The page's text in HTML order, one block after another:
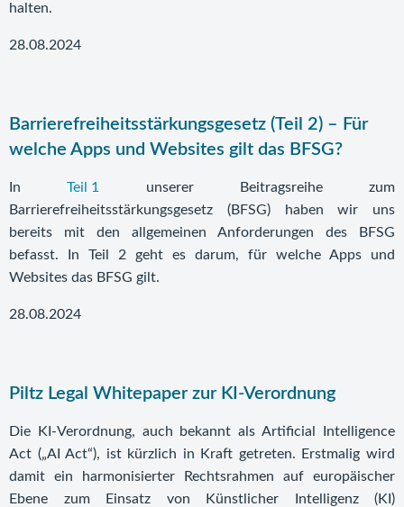
halten.
28.08.2024
Barrierefreiheitsstärkungsgesetz (Teil 2) – Für
welche Apps und Websites gilt das BFSG?
InTeil 1
unserer Beitragsreihe zum
Barrierefreiheitsstärkungsgesetz (BFSG) haben wir uns
bereits mit den allgemeinen Anforderungen des BFSG
befasst. In Teil 2 geht es darum, für welche Apps und
Websites das BFSG gilt.
28.08.2024
Piltz Legal Whitepaper zur KI-Verordnung
Die KI-Verordnung, auch bekannt als Artificial Intelligence
Act („AI Act“), ist kürzlich in Kraft getreten. Erstmalig wird
damit ein harmonisierter Rechtsrahmen auf europäischer
Ebene zum Einsatz von Künstlicher Intelligenz (KI)